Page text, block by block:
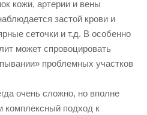
кожи, артерии и вены
застой крови и
сеточки и т.д. В особенно
может спровоцировать
проблемных участков
очень сложно, но вполне
комплексный подход к